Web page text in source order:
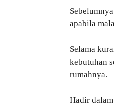
apabila
Selama
kebutuhan
rumahnya.
Hadir